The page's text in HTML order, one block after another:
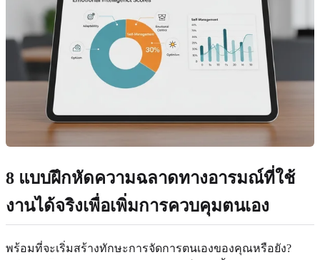
8 แบบฝึกหัดความฉลาดทางอารมณ์ที่ใช้
งานได้จริงเพื่อเพิ่มการควบคุมตนเอง
พร้อมที่จะเริ่มสร้างทักษะการจัดการตนเองของคุณหรือยัง?